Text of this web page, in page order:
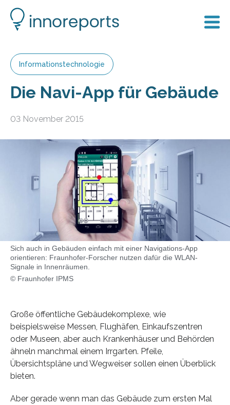
Informationstechnologie
Die Navi-App für Gebäude
03 November 2015
Sich auch in Gebäuden einfach mit einer Navigations-App
orientieren: Fraunhofer-Forscher nutzen dafür die WLAN-
Signale in Innenräumen.
© Fraunhofer IPMS
Große öffentliche Gebäudekomplexe, wie
beispielsweise Messen, Flughäfen, Einkaufszentren
oder Museen, aber auch Krankenhäuser und Behörden
ähneln manchmal einem Irrgarten. Pfeile,
Übersichtspläne und Wegweiser sollen einen Überblick
bieten.
Aber gerade wenn man das Gebäude zum ersten Mal